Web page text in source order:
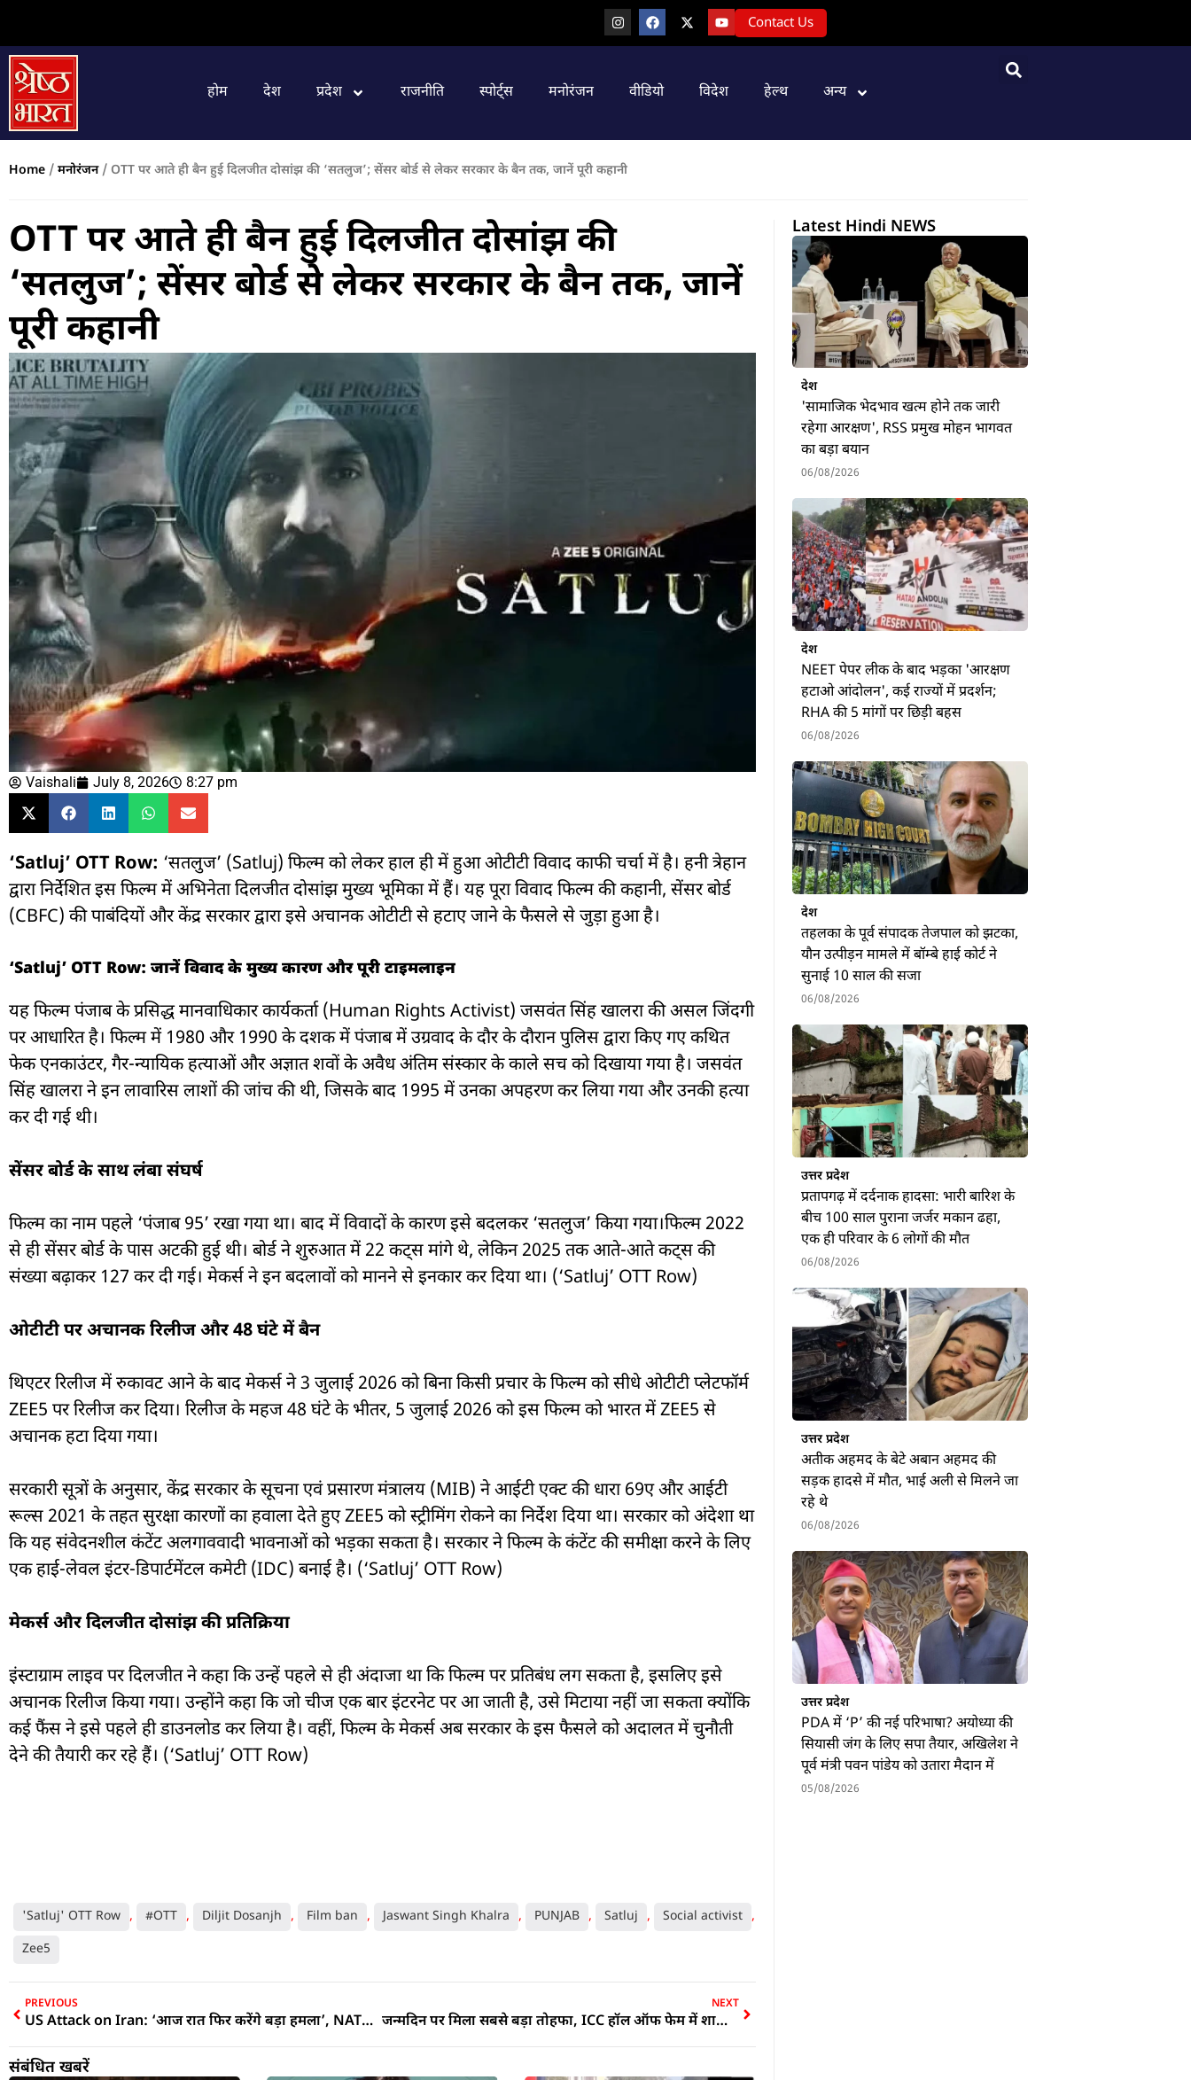
Contact Us
होम देश प्रदेश राजनीति स्पोर्ट्स मनोरंजन वीडियो विदेश हेल्थ अन्य
Home / मनोरंजन/ OTT पर आते ही बैन हुई दिलजीत दोसांझ की ‘सतलुज’; सेंसर बोर्ड से लेकर सरकार के बैन तक, जानें पूरी कहानी
OTT पर आते ही बैन हुई दिलजीत दोसांझ की
‘सतलुज’; सेंसर बोर्ड से लेकर सरकार के बैन तक, जानें
पूरी कहानी
Vaishali July 8, 2026 8:27 pm
‘Satluj’ OTT Row: ‘सतलुज’ (Satluj) फिल्म को लेकर हाल ही में हुआ ओटीटी विवाद काफी चर्चा में है। हनी त्रेहान
द्वारा निर्देशित इस फिल्म में अभिनेतादिलजीत दोसांझमुख्य भूमिका में हैं। यह पूरा विवाद फिल्म की कहानी, सेंसर बोर्ड
(CBFC) की पाबंदियों और केंद्र सरकार द्वारा इसे अचानक ओटीटी से हटाए जाने के फैसले से जुड़ा हुआ है।
‘Satluj’ OTT Row: जानें विवाद के मुख्य कारण और पूरी टाइमलाइन
यह फिल्म पंजाब के प्रसिद्ध मानवाधिकार कार्यकर्ता (Human Rights Activist) जसवंत सिंह खालरा की असल जिंदगी
पर आधारित है। फिल्म में 1980 और 1990 के दशक में पंजाब में उग्रवाद के दौर के दौरान पुलिस द्वारा किए गए कथित
फेक एनकाउंटर, गैर-न्यायिक हत्याओं और अज्ञात शवों के अवैध अंतिम संस्कार के काले सच को दिखाया गया है। जसवंत
सिंह खालरा ने इन लावारिस लाशों की जांच की थी, जिसके बाद 1995 में उनका अपहरण कर लिया गया और उनकी हत्या
कर दी गई थी।
सेंसर बोर्ड के साथ लंबा संघर्ष
फिल्म का नाम पहले ‘पंजाब 95’ रखा गया था। बाद में विवादों के कारण इसे बदलकर‘सतलुज’ किया गया।फिल्म 2022
से ही सेंसर बोर्ड के पास अटकी हुई थी। बोर्ड ने शुरुआत में 22 कट्स मांगे थे, लेकिन 2025 तक आते-आते कट्स की
संख्या बढ़ाकर 127 कर दी गई। मेकर्स ने इन बदलावों को मानने से इनकार कर दिया था। (‘Satluj’ OTT Row)
ओटीटी पर अचानक रिलीज और 48 घंटे में बैन
थिएटर रिलीज में रुकावट आने के बाद मेकर्स ने 3 जुलाई 2026 को बिना किसी प्रचार के फिल्म को सीधे ओटीटी प्लेटफॉर्म
ZEE5 पर रिलीज कर दिया। रिलीज के महज 48 घंटे के भीतर, 5 जुलाई 2026 को इस फिल्म को भारत में ZEE5 से
अचानक हटा दिया गया।
सरकारी सूत्रों के अनुसार, केंद्र सरकार के सूचना एवं प्रसारण मंत्रालय (MIB) ने आईटी एक्ट की धारा 69ए और आईटी
रूल्स 2021 के तहत सुरक्षा कारणों का हवाला देते हुए ZEE5 को स्ट्रीमिंग रोकने का निर्देश दिया था। सरकार को अंदेशा था
कि यह संवेदनशील कंटेंट अलगाववादी भावनाओं को भड़का सकता है। सरकार ने फिल्म के कंटेंट की समीक्षा करने के लिए
एक हाई-लेवल इंटर-डिपार्टमेंटल कमेटी (IDC) बनाई है। (‘Satluj’ OTT Row)
मेकर्स और दिलजीत दोसांझ की प्रतिक्रिया
इंस्टाग्राम लाइव पर दिलजीत ने कहा कि उन्हें पहले से ही अंदाजा था कि फिल्म पर प्रतिबंध लग सकता है, इसलिए इसे
अचानक रिलीज किया गया। उन्होंने कहा कि जो चीज एक बार इंटरनेट पर आ जाती है, उसे मिटाया नहीं जा सकता क्योंकि
कई फैंस ने इसे पहले ही डाउनलोड कर लिया है। वहीं, फिल्म के मेकर्स अब सरकार के इस फैसले को अदालत में चुनौती
देने की तैयारी कर रहे हैं। (‘Satluj’ OTT Row)
'Satluj' OTT Row , #OTT , Diljit Dosanjh , Film ban , Jaswant Singh Khalra , PUNJAB , Satluj , Social activist ,
Zee5
PREVIOUS
US Attack on Iran: ‘आज रात फिर करेंगे बड़ा हमला’, NATO समिट में ट्रंप का ईरान को सख्त संदेश, MoU खत्म होने का किया ऐलान
NEXT
जन्मदिन पर मिला सबसे बड़ा तोहफा, ICC हॉल ऑफ फेम में शामिल हुए सौरव गांगुली; जय शाह और ICC का जताया आभार
संबंधित खबरें
Latest Hindi NEWS
देश
'सामाजिक भेदभाव खत्म होने तक जारी
रहेगा आरक्षण', RSS प्रमुख मोहन भागवत
का बड़ा बयान
06/08/2026
देश
NEET पेपर लीक के बाद भड़का 'आरक्षण
हटाओ आंदोलन', कई राज्यों में प्रदर्शन;
RHA की 5 मांगों पर छिड़ी बहस
06/08/2026
देश
तहलका के पूर्व संपादक तेजपाल को झटका,
यौन उत्पीड़न मामले में बॉम्बे हाई कोर्ट ने
सुनाई 10 साल की सजा
06/08/2026
उत्तर प्रदेश
प्रतापगढ़ में दर्दनाक हादसा: भारी बारिश के
बीच 100 साल पुराना जर्जर मकान ढहा,
एक ही परिवार के 6 लोगों की मौत
06/08/2026
उत्तर प्रदेश
अतीक अहमद के बेटे अबान अहमद की
सड़क हादसे में मौत, भाई अली से मिलने जा
रहे थे
06/08/2026
उत्तर प्रदेश
PDA में ‘P’ की नई परिभाषा? अयोध्या की
सियासी जंग के लिए सपा तैयार, अखिलेश ने
पूर्व मंत्री पवन पांडेय को उतारा मैदान में
05/08/2026